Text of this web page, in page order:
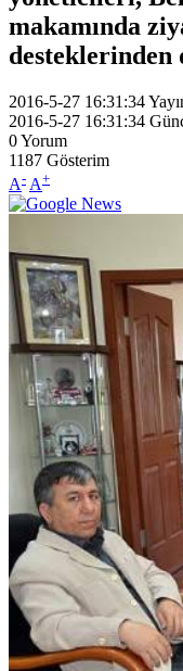
makamında
desteklerinden
2016-5-27 16:31:34
2016-5-27 16:31:34
0Yorum
1187 Gösterim
A- A+